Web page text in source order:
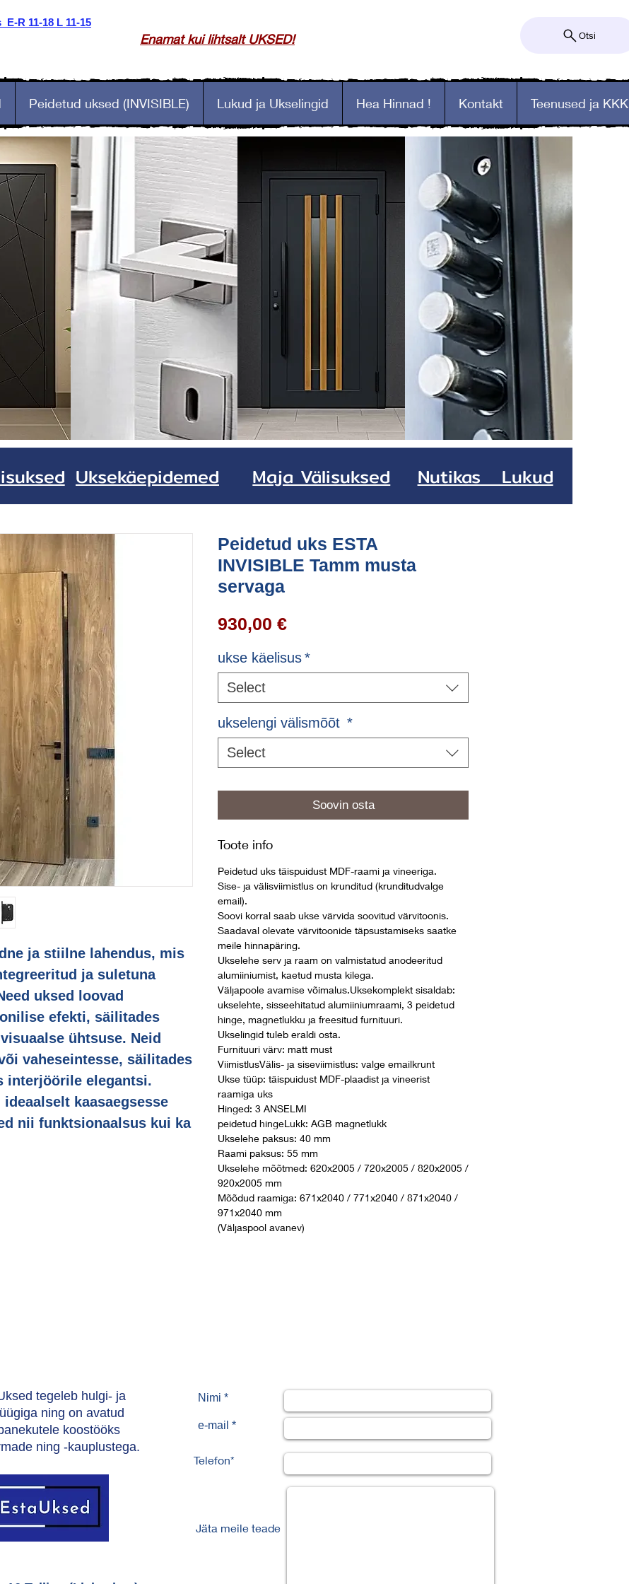
R 11-18 L 11-15
Enamat kui lihtsalt UKSED! Otsi
Peidetud uksed (INVISIBLE) Lukud ja Ukselingid Hea Hinnad ! Kontakt Teenused ja KKK
Uksekäepidemed Maja Välisuksed Nutikas Lukud
ja stiilne lahendus, mis
ja suletuna
uksed loovad
efekti, säilitades
ühtsuse. Neid
vaheseintesse, säilitades
interjöörile elegantsi.
kaasaegsesse
nii funktsionaalsus kui ka
Peidetud uks ESTA
INVISIBLE Tamm musta
servaga
930,00 €Price
ukse käelisus*
Select
ukselengi välismõõt *
Select
Soovin osta
Toote info
Peidetud uks täispuidust MDF-raami ja vineeriga.
Sise- ja välisviimistlus on krunditud (krunditudvalge
email).
Soovi korral saab ukse värvida soovitud värvitoonis.
Saadaval olevate värvitoonide täpsustamiseks saatke
meile hinnapäring.
Ukselehe serv ja raam on valmistatud anodeeritud
alumiiniumist, kaetud musta kilega.
Väljapoole avamise võimalus.Uksekomplekt sisaldab:
ukselehte, sisseehitatud alumiiniumraami, 3 peidetud
hinge, magnetlukku ja freesitud furnituuri.
Ukselingid tuleb eraldi osta.
Furnituuri värv: matt must
ViimistlusVälis- ja siseviimistlus: valge emailkrunt
Ukse tüüp: täispuidust MDF-plaadist ja vineerist
raamiga uks
Hinged: 3 ANSELMI
peidetud hingeLukk: AGB magnetlukk
Ukselehe paksus: 40 mm
Raami paksus: 55 mm
Ukselehe mõõtmed: 620x2005 / 720x2005 / 820x2005 /
920x2005 mm
Mõõdud raamiga: 671x2040 / 771x2040 / 871x2040 /
971x2040 mm
(Väljaspool avanev)
tegeleb hulgi- ja
ning on avatud
koostööks
ning -kauplustega.
Nimi *
e-mail *
Telefon*
Jäta meile teade